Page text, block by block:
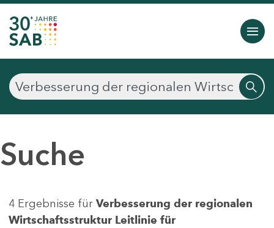
Suche
4 Ergebnisse für Verbesserung der regionalen
Wirtschaftsstruktur Leitlinie für